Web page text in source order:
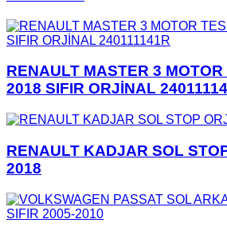
RENAULT MASTER 3
2018 SIFIR ORJİNAL
RENAULT KADJAR SOL
2018